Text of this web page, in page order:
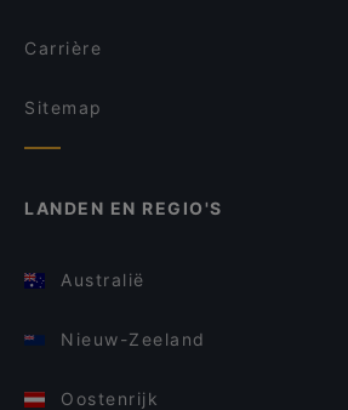
Carrière
Sitemap
LANDEN EN REGIO'S
Australië
Nieuw-Zeeland
Oostenrijk